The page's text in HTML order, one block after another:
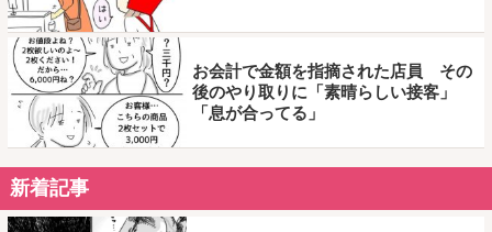
お会計で金額を指摘された店員 その
後のやり取りに「素晴らしい接客」
「息が合ってる」
新着記事